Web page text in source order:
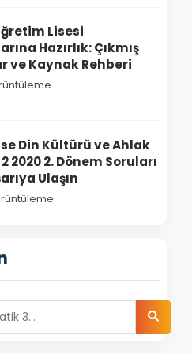
Lisesi
Hazırlık: Çıkmış
ve Kaynak Rehberi
Din Kültürü ve Ahlak
2020 2. Dönem Soruları
Ulaşın